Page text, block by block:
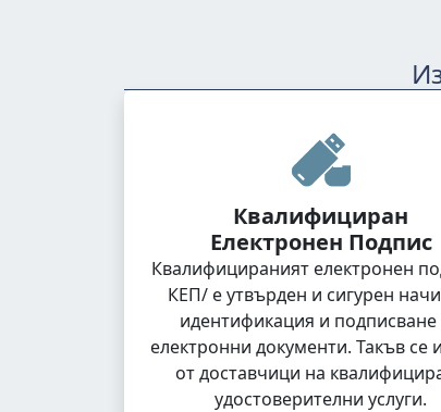
Квалифициран
Електронен Подпис
Квалифицираният електронен
КЕП/ е утвърден и сигурен
идентификация и подписване
електронни документи. Такъв се
от доставчици на
удостоверителни услуги.